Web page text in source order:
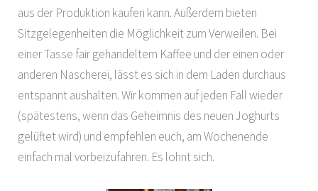
aus der Produktion kaufen kann. Außerdem bieten
Sitzgelegenheiten die Möglichkeit zum Verweilen. Bei
einer Tasse fair gehandeltem Kaffee und der einen oder
anderen Nascherei, lässt es sich in dem Laden durchaus
entspannt aushalten. Wir kommen auf jeden Fall wieder
(spätestens, wenn das Geheimnis des neuen Joghurts
gelüftet wird) und empfehlen euch, am Wochenende
einfach mal vorbeizufahren. Es lohnt sich.